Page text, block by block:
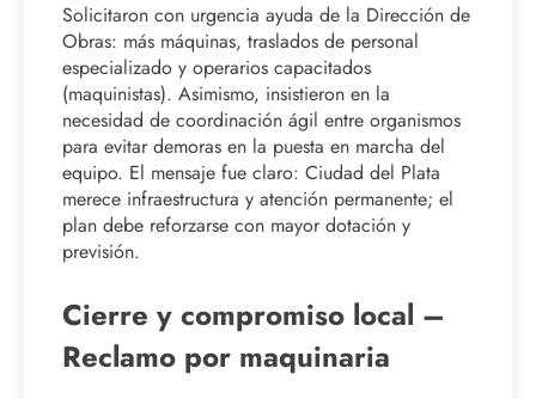
Solicitaron con urgencia ayuda de la Dirección de
Obras: más máquinas, traslados de personal
especializado y operarios capacitados
(maquinistas). Asimismo, insistieron en la
necesidad de coordinación ágil entre organismos
para evitar demoras en la puesta en marcha del
equipo. El mensaje fue claro: Ciudad del Plata
merece infraestructura y atención permanente; el
plan debe reforzarse con mayor dotación y
previsión.
Cierre y compromiso local –
Reclamo por maquinaria